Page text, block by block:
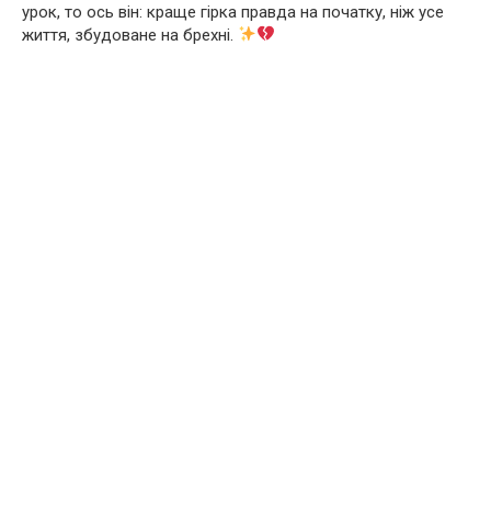
урок, то ось він: краще гірка правда на початку, ніж усе
життя, збудоване на брехні.